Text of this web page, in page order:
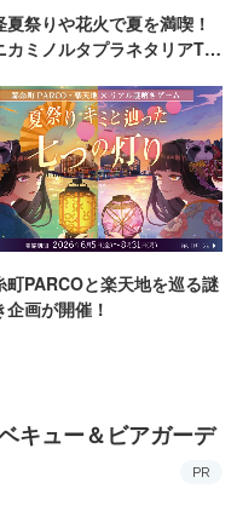
夏祭りや花火で夏を満喫！
カミノルタプラネタリアTO
町PARCOと楽天地を巡る謎
企画が開催！
キュー＆ビアガーデ
PR